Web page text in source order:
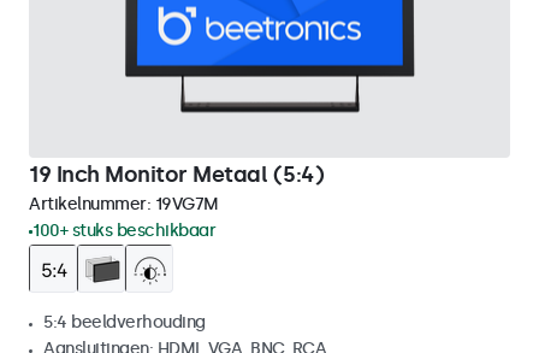
19 Inch Monitor Metaal (5:4)
Artikelnummer: 19VG7M
100+ stuks beschikbaar
5:4 beeldverhouding
Aansluitingen: HDMI, VGA, BNC, RCA